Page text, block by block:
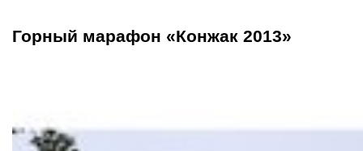
Горный марафон «Конжак 2013»